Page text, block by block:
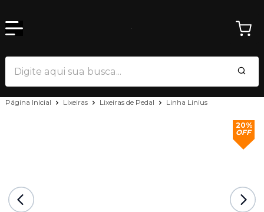
Página Inicial Lixeiras Lixeiras de Pedal Linha Linius
20%
OFF